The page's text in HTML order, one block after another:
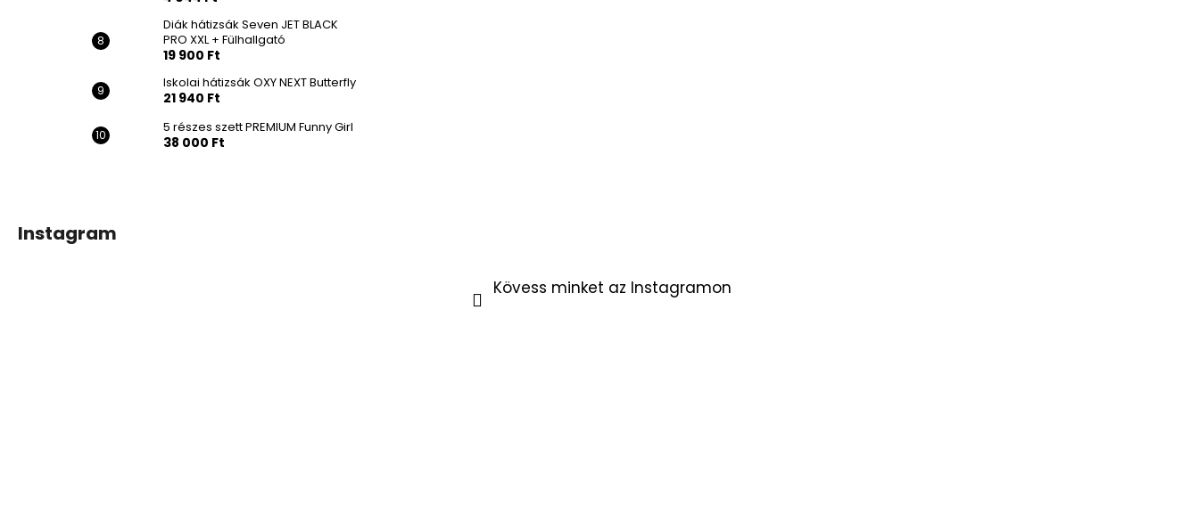
Diák hátizsák Seven JET BLACK
PRO XXL + Fülhallgató
19 900 Ft
Iskolai hátizsák OXY NEXT Butterfly
21 940 Ft
5 részes szett PREMIUM Funny Girl
38 000 Ft
Instagram
Kövess minket az Instagramon